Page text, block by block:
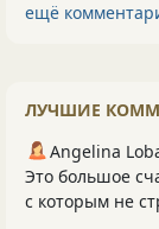
ещё
ЛУЧШИЕ
Angelina
Это большое
с которым не